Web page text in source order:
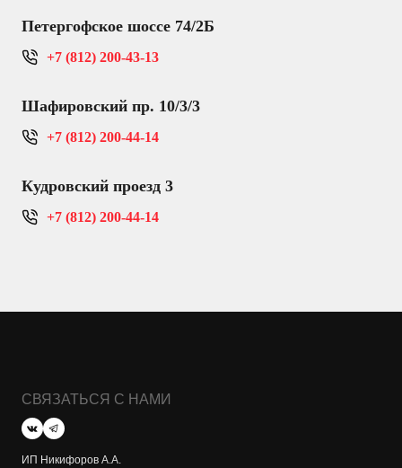
Петергофское шоссе 74/2Б
+7 (812) 200-43-13
Шафировский пр. 10/3/3
+7 (812) 200-44-14
Кудровский проезд 3
+7 (812) 200-44-14
СВЯЗАТЬСЯ С НАМИ
ИП Никифоров А.А.